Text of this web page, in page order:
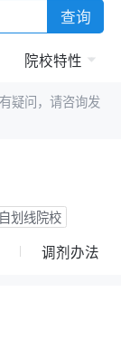
查询
院校特性
疑问，请咨询发
自划线院校
调剂办法